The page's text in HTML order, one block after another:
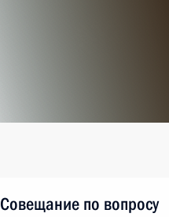
Совещание по вопросу